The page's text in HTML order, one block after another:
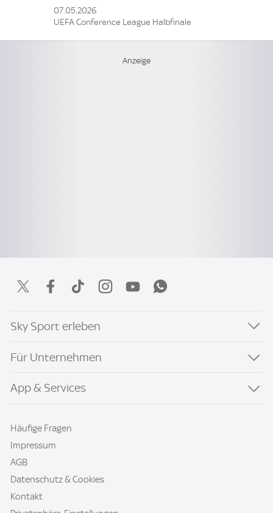
07.05.2026
UEFA Conference League Halbfinale
Sky Sport erleben
Für Unternehmen
App & Services
Häufige Fragen
Impressum
AGB
Datenschutz & Cookies
Kontakt